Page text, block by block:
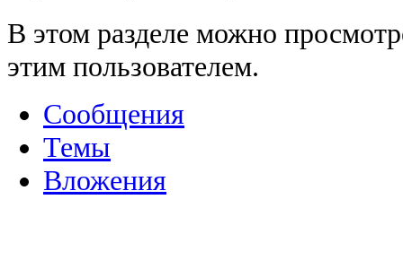
В этом разделе можно
этим пользователем.
Сообщения
Темы
Вложения